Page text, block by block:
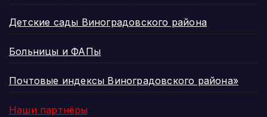
Детские сады Виноградовского района
Больницы и ФАПы
Почтовые индексы Виноградовского района»
Наши партнёры